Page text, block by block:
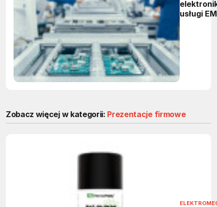
usługi
Zobacz więcej w kategorii: Prezentacje firmowe